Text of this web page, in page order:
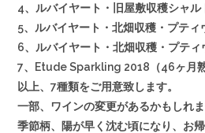
4、ルバイヤート・旧屋敷収穫シャル
5、ルバイヤート・北畑収穫・プティ
6、ルバイヤート・北畑収穫・プティ
7、Etude Sparkling 2018（46ヶ月熟
以上、7種類をご用意致します。
一部、ワインの変更があるかもしれま
季節柄、陽が早く沈む頃になり、お